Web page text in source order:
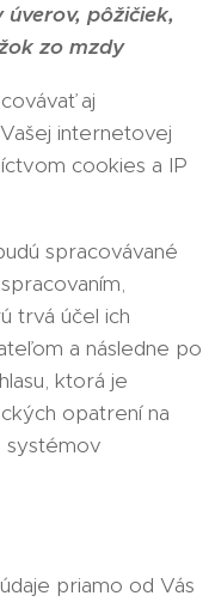
pôžičiek,
zo mzdy
aj
internetovej
cookies a IP
spracovávané
trvá účel ich
a následne po
ktorá je
opatrení na
systémov
priamo od Vás